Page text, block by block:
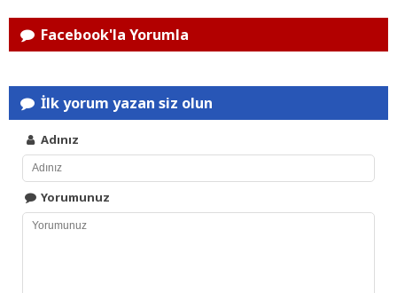
Facebook'la Yorumla
İlk yorum yazan siz olun
Adınız
Yorumunuz